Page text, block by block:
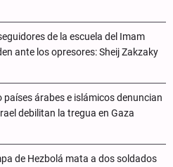
de la escuela del Imam
ante los opresores: Sheij Zakzaky
países árabes e islámicos denuncian
debilitan la tregua en Gaza
de Hezbolá mata a dos soldados